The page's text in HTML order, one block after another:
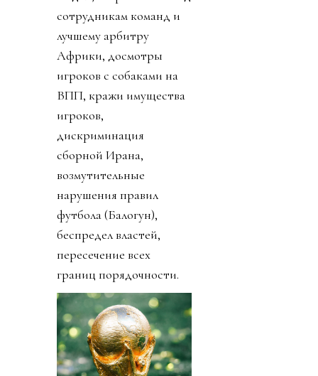
сотрудникам команд и
лучшему арбитру
Африки, досмотры
игроков с собаками на
ВПП, кражи имущества
игроков,
дискриминация
сборной Ирана,
возмутительные
нарушения правил
футбола (Балогун),
беспредел властей,
пересечение всех
границ порядочности.